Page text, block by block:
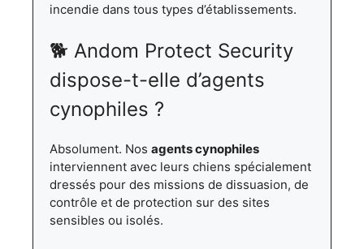
incendie dans tous types d’établissements.
🐕 Andom Protect Security
dispose-t-elle d’agents
cynophiles ?
Absolument. Nos agents cynophiles
interviennent avec leurs chiens spécialement
dressés pour des missions de dissuasion, de
contrôle et de protection sur des sites
sensibles ou isolés.